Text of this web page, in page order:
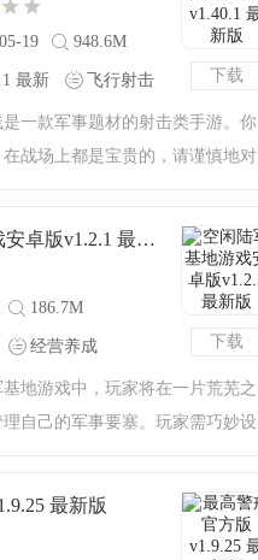
下载
19 948.6M
最新
飞行射击
一款军事题材的射击类手游。你
战场上都是宝贵的，请谨慎地对
你的打炮，漫天的枪林弹雨，如果
下载
空闲陆军基地游戏安卓版v1.2.1 最新版
186.7M
经营养成
地游戏中，玩家将在一片荒芜之
自己的军事要塞。玩家需巧妙设
源的积累、设施的强化以及战斗
最新版